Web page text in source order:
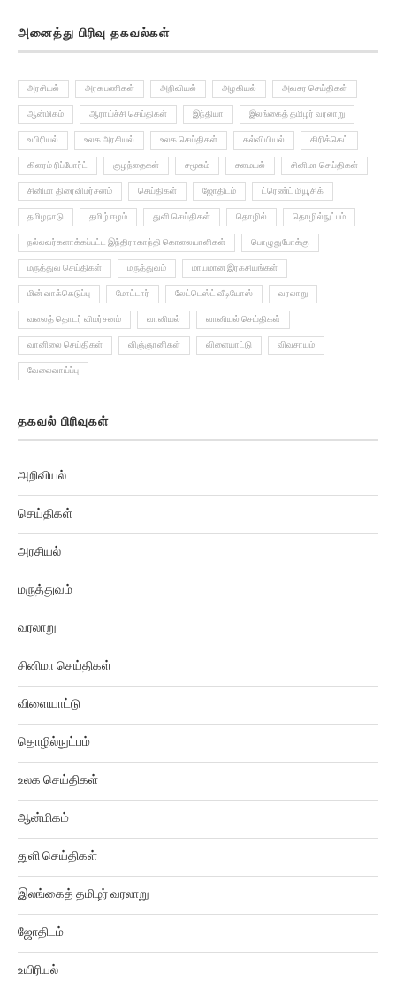
அனைத்து பிரிவு தகவல்கள்
அரசியல் அரசு பணிகள் அறிவியல் அழகியல் அவசர செய்திகள்
ஆன்மிகம் ஆராய்ச்சி செய்திகள் இந்தியா இலங்கைத் தமிழர் வரலாறு
உயிரியல் உலக அரசியல் உலக செய்திகள் கல்வியியல் கிரிக்கெட்
கிரைம் ரிப்போர்ட் குழந்தைகள் சமூகம் சமையல் சினிமா செய்திகள்
சினிமா திரைவிமர்சனம் செய்திகள் ஜோதிடம் ட்ரெண்ட் மியூசிக்
தமிழநாடு தமிழ் ஈழம் துளி செய்திகள் தொழில் தொழில்நுட்பம்
நல்லவர்களாக்கப்பட்ட இந்திராகாந்தி கொலையாளிகள் பொழுதுபோக்கு
மருத்துவ செய்திகள் மருத்துவம் மாயமான இரகசியங்கள்
மின் வாக்கெடுப்பு மோட்டார் லேட்டெஸ்ட் வீடியோஸ் வரலாறு
வலைத் தொடர் விமர்சனம் வானியல் வானியல் செய்திகள்
வானிலை செய்திகள் விஞ்ஞானிகள் விளையாட்டு விவசாயம்
வேலைவாய்ப்பு
தகவல் பிரிவுகள்
அறிவியல்
செய்திகள்
அரசியல்
மருத்துவம்
வரலாறு
சினிமா செய்திகள்
விளையாட்டு
தொழில்நுட்பம்
உலக செய்திகள்
ஆன்மிகம்
துளி செய்திகள்
இலங்கைத் தமிழர் வரலாறு
ஜோதிடம்
உயிரியல்